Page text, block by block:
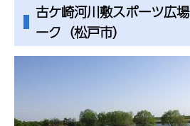
古ケ崎河川敷スポーツ広
ーク（松戸市）